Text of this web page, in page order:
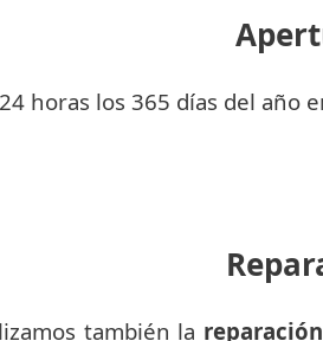
24 horas los 365 días del año
también la